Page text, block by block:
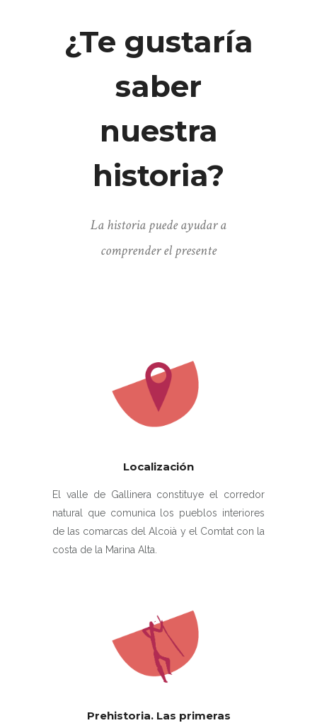
¿Te gustaría
saber
nuestra
historia?
La historia puede ayudar a
comprender el presente
Localización
El valle de Gallinera constituye el corredor
natural que comunica los pueblos interiores
de las comarcas del Alcoià y el Comtat con la
costa de la Marina Alta.
Prehistoria. Las primeras